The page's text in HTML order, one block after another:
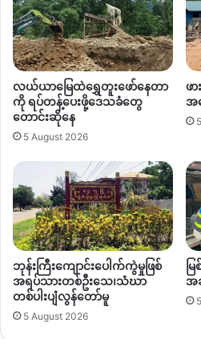
စစ်
ရှောင်
နေရ
လယ်ယာမြေထဲရွှေတူးဖော်နေတာ
ကို ရပ်တန့်ပေးဖို့ဒေသခံတွေ
တောင်းဆိုနေ
5 August 2026
ဖ
အ
ဘုန်းကြီးကျောင်းပေါက်ကွဲမှုဖြစ်
အရပ်သားတစ်ဦးသေ၊သံဃာ
တစ်ပါးပျံလွန်တော်မူ
5 August 2026
မ
အခ